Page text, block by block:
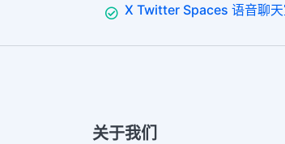
X Twitter Spaces 语音聊天
关于我们